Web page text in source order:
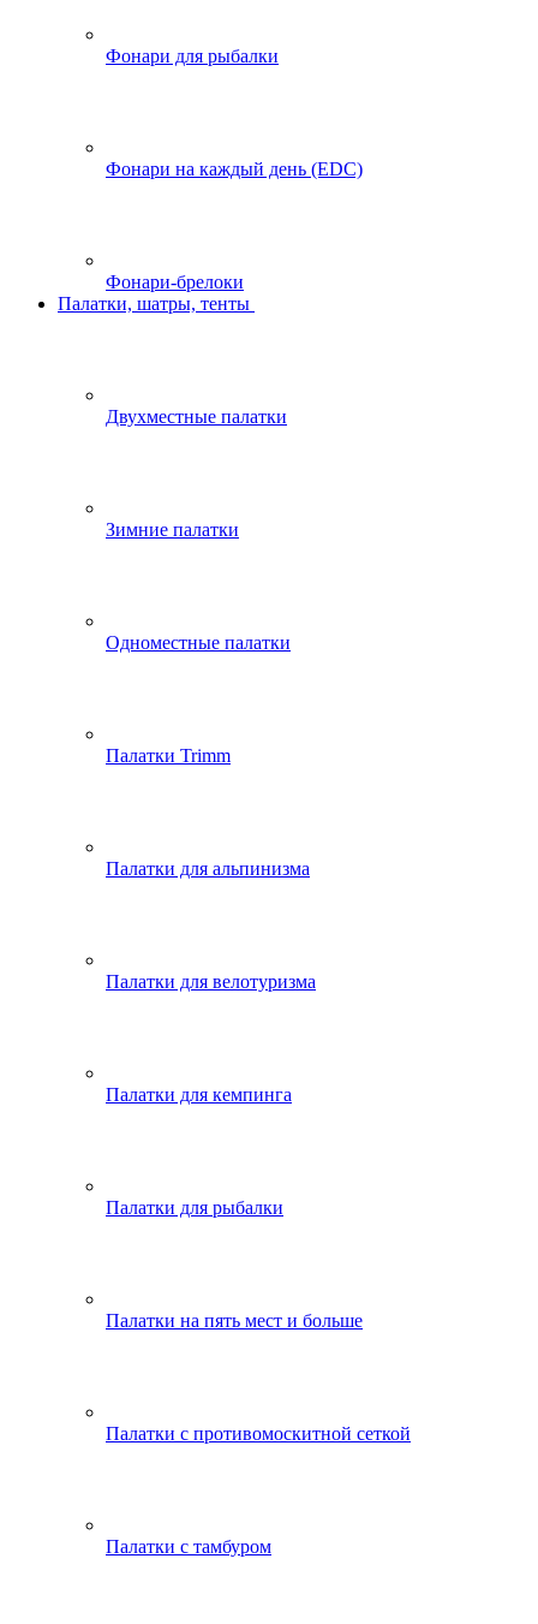
Фонари для рыбалки
Фонари на каждый день (EDC)
Фонари-брелоки
Палатки, шатры, тенты
Двухместные палатки
Зимние палатки
Одноместные палатки
Палатки Trimm
Палатки для альпинизма
Палатки для велотуризма
Палатки для кемпинга
Палатки для рыбалки
Палатки на пять мест и больше
Палатки с противомоскитной сеткой
Палатки с тамбуром